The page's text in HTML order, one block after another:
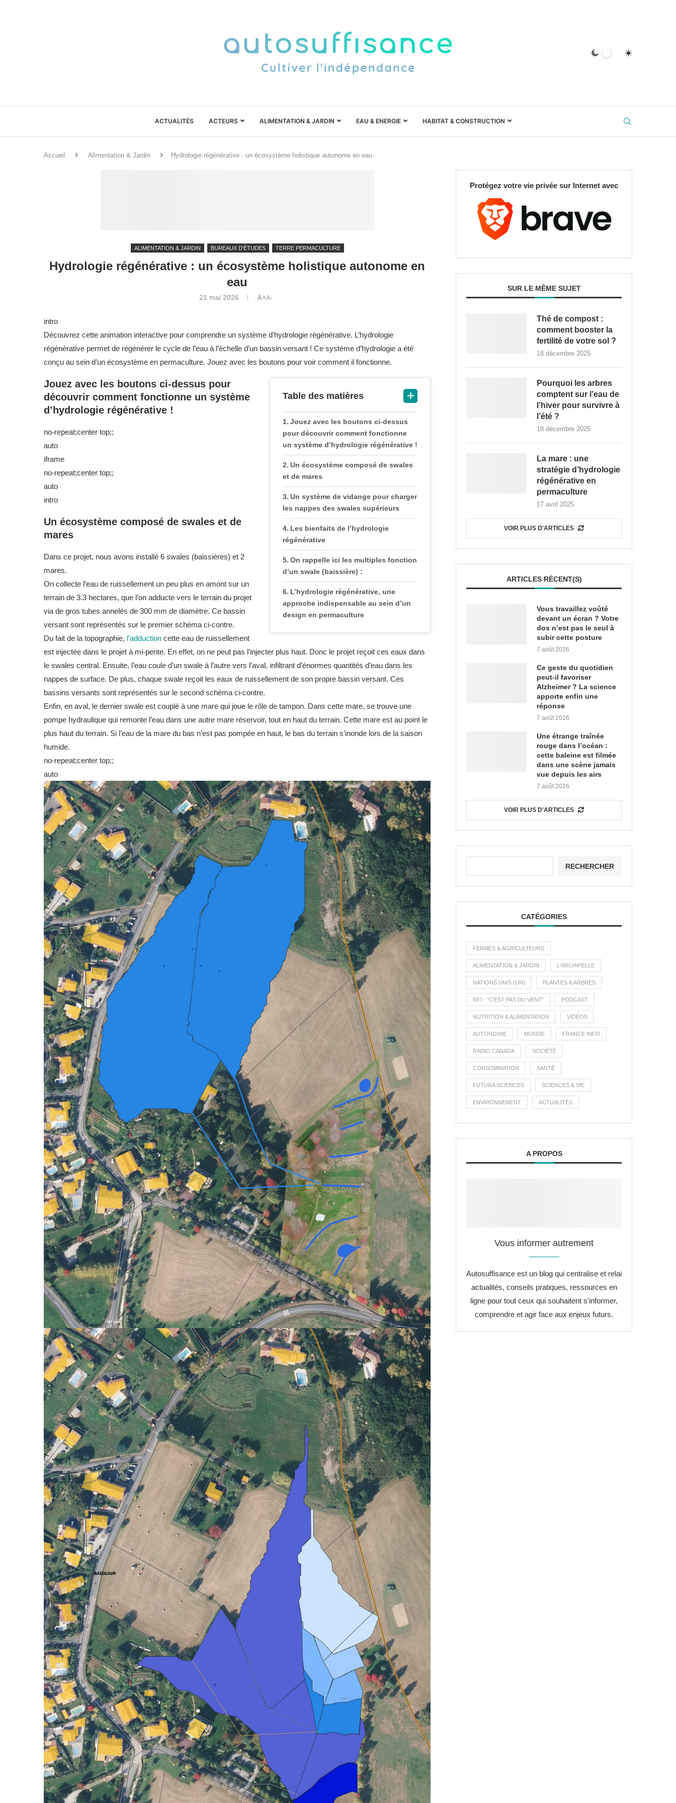
ACTUALITÉS ACTEURS ALIMENTATION & JARDIN EAU & ENERGIE HABITAT & CONSTRUCTION
Accueil Alimentation & Jardin Hydrologie régénérative : un écosystème holistique autonome en eau
ALIMENTATION & JARDIN BUREAUX D'ÉTUDES TERRE PERMACULTURE
Hydrologie régénérative : un écosystème holistique autonome en
eau
21 mai 2026 A+A-
intro
Découvrez cette animation interactive pour comprendre un système d’hydrologie régénérative. L’hydrologie
régénérative permet de régénérer le cycle de l’eau à l’échelle d’un bassin versant ! Ce système d’hydrologie a été
conçu au sein d’un écosystème en permaculture. Jouez avec les boutons pour voir comment il fonctionne.
Table des matières
Jouez avec les boutons ci-dessus
pour découvrir comment fonctionne
un système d’hydrologie régénérative !
Un écosystème composé de swales
et de mares
Un système de vidange pour charger
les nappes des swales supérieurs
Les bienfaits de l’hydrologie
régénérative
On rappelle ici les multiples fonction
d’un swale (baissière) :
L’hydrologie régénérative, une
approche indispensable au sein d’un
design en permaculture
Jouez avec les boutons ci-dessus pour
découvrir comment fonctionne un système
d’hydrologie régénérative !
no-repeat;center top;;
auto
iframe
no-repeat;center top;;
auto
intro
Un écosystème composé de swales et de
mares
Dans ce projet, nous avons installé 6 swales (baissières) et 2
mares.
On collecte l’eau de ruissellement un peu plus en amont sur un
terrain de 3.3 hectares, que l’on adducte vers le terrain du projet
via de gros tubes annelés de 300 mm de diamètre. Ce bassin
versant sont représentés sur le premier schéma ci-contre.
Du fait de la topographie, l’adduction cette eau de ruissellement
est injectée dans le projet à mi-pente. En effet, on ne peut pas l’injecter plus haut. Donc le projet reçoit ces eaux dans
le swales central. Ensuite, l’eau coule d’un swale à l’autre vers l’aval, infiltrant d’énormes quantités d’eau dans les
nappes de surface. De plus, chaque swale reçoit les eaux de ruissellement de son propre bassin versant. Ces
bassins versants sont représentés sur le second schéma ci-contre.
Enfin, en aval, le dernier swale est couplé à une mare qui joue le rôle de tampon. Dans cette mare, se trouve une
pompe hydraulique qui remonte l’eau dans une autre mare réservoir, tout en haut du terrain. Cette mare est au point le
plus haut du terrain. Si l’eau de la mare du bas n’est pas pompée en haut, le bas du terrain s’inonde lors de la saison
humide.
no-repeat;center top;;
auto
Protégez votre vie privée sur Internet avec
SUR LE MÊME SUJET
Thé de compost :
comment booster la
fertilité de votre sol ?
18 décembre 2025
Pourquoi les arbres
comptent sur l’eau de
l’hiver pour survivre à
l’été ?
18 décembre 2025
La mare : une
stratégie d’hydrologie
régénérative en
permaculture
17 avril 2025
VOIR PLUS D'ARTICLES
ARTICLES RÉCENT(S)
Vous travaillez voûté
devant un écran ? Votre
dos n’est pas le seul à
subir cette posture
7 août 2026
Ce geste du quotidien
peut-il favoriser
Alzheimer ? La science
apporte enfin une
réponse
7 août 2026
Une étrange traînée
rouge dans l’océan :
cette baleine est filmée
dans une scène jamais
vue depuis les airs
7 août 2026
VOIR PLUS D'ARTICLES
RECHERCHER
CATÉGORIES
FERMES & AGRICULTEURS
ALIMENTATION & JARDIN L'ARCHIPELLE
NATIONS UNIS (UN) PLANTES & ARBRES
RFI - "C'EST PAS DU VENT" PODCAST
NUTRITION & ALIMENTATION VIDÉOS
AUTONOMIE MONDE FRANCE INFO
RADIO CANADA SOCIÉTÉ
CONSOMMATION SANTÉ
FUTURA SCIENCES SCIENCES & VIE
ENVIRONNEMENT ACTUALITÉS
A PROPOS
Vous informer autrement
Autosuffisance est un blog qui centralise et relai
actualités, conseils pratiques, ressources en
ligne pour tout ceux qui souhaitent s'informer,
comprendre et agir face aux enjeux futurs.